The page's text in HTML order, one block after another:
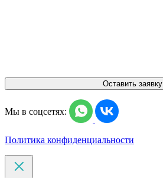
Оставить заявку
Мы в соцсетях:
Политика конфиденциальности